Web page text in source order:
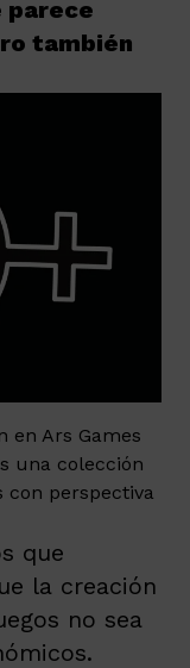
parece
también
en Ars Games
una colección
con perspectiva
que
la creación
no sea